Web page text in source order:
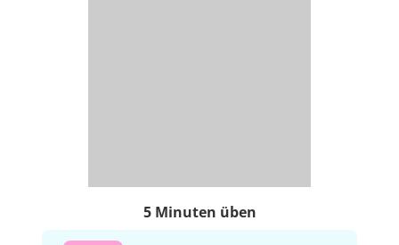
5 Minuten üben